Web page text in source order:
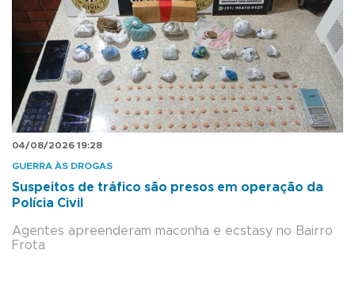
04/08/2026 19:28
GUERRA ÀS DROGAS
Suspeitos de tráfico são presos em operação da
Polícia Civil
Agentes apreenderam maconha e ecstasy no Bairro
Frota